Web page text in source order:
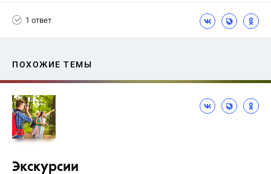
1 ответ
ПОХОЖИЕ ТЕМЫ
Экскурсии